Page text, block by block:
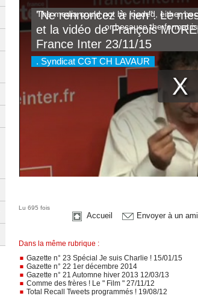
Lu 695 fois
Accueil Envoyer à un ami
Dans la même rubrique :
Gazette n° 23 Spécial Je suis Charlie ! 15/01/15
Gazette n° 22 1er décembre 2014
Gazette n° 21 Automne hiver 2013 12/03/13
Comme des frères ! Le " Film " 27/11/12
Total Recall Tweets programmés ! 19/08/12